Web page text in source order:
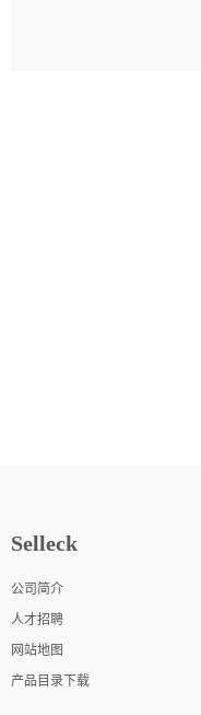
Selleck
公司简介
人才招聘
网站地图
产品目录下载